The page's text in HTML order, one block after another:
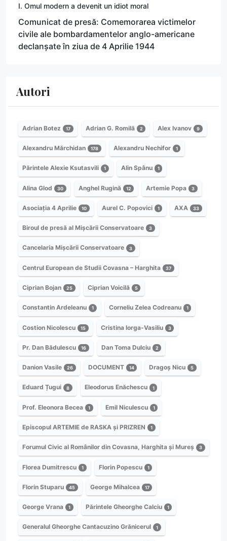
I. Omul modern a devenit un idiot moral
Comunicat de presă: Comemorarea victimelor
civile ale bombardamentelor anglo-americane
declanșate în ziua de 4 Aprilie 1944
Autori
Adrian Botez 17 Adrian G. Romilă 2 Alex Ivanov 9
Alexandru Mărchidan 178 Alexandru Nechifor 1
Părintele Alexie Ksutasvili 1 Alin Spânu 1
Alina Glod 30 Anghel Rugină 12 Artemie Popa 3
Asociația 4 Aprilie 10 Aurel C. Popovici 1 AXA 33
Biroul de presă al Mișcării Conservatoare 3
Cancelaria Mișcării Conservatoare 3
Centrul European de Studii Covasna – Harghita 37
Ciprian Bojan 25 Ciprian Voicilă 5
Constantin Ardeleanu 1 Corneliu Zelea Codreanu 1
Costion Nicolescu 15 Cristina Iorga-Vasiliu 3
Pr. Dan Bădulescu 16 Dan Toma Dulciu 2
Danion Vasile 26 DOCUMENT 14 Dragoș Nicu 5
Eduard Țugui 8 Eleodorus Enăchescu 1
Prof. Eleonora Becea 1 Emil Niculescu 1
Episcopul ARTEMIE de RASKA și PRIZREN 1
Forumul Civic al Românilor din Covasna, Harghita și Mureș 3
Florea Dumitrescu 1 Florin Popescu 1
Florin Stuparu 45 George Mihalcea 17
George Vrana 1 Părintele Gheorghe Calciu 1
Generalul Gheorghe Cantacuzino Grănicerul 1